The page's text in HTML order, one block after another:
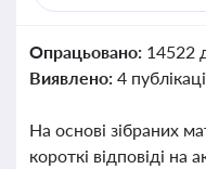
Опрацьовано: 14522
Виявлено: 4
На основі зібраних
короткі відповіді на